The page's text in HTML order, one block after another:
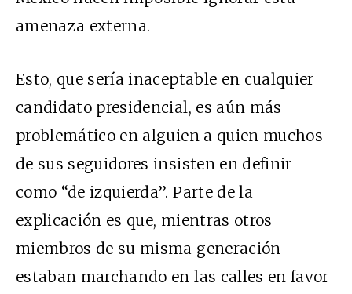
amenaza externa.
Esto, que sería inaceptable en cualquier
candidato presidencial, es aún más
problemático en alguien a quien muchos
de sus seguidores insisten en definir
como “de izquierda”. Parte de la
explicación es que, mientras otros
miembros de su misma generación
estaban marchando en las calles en favor